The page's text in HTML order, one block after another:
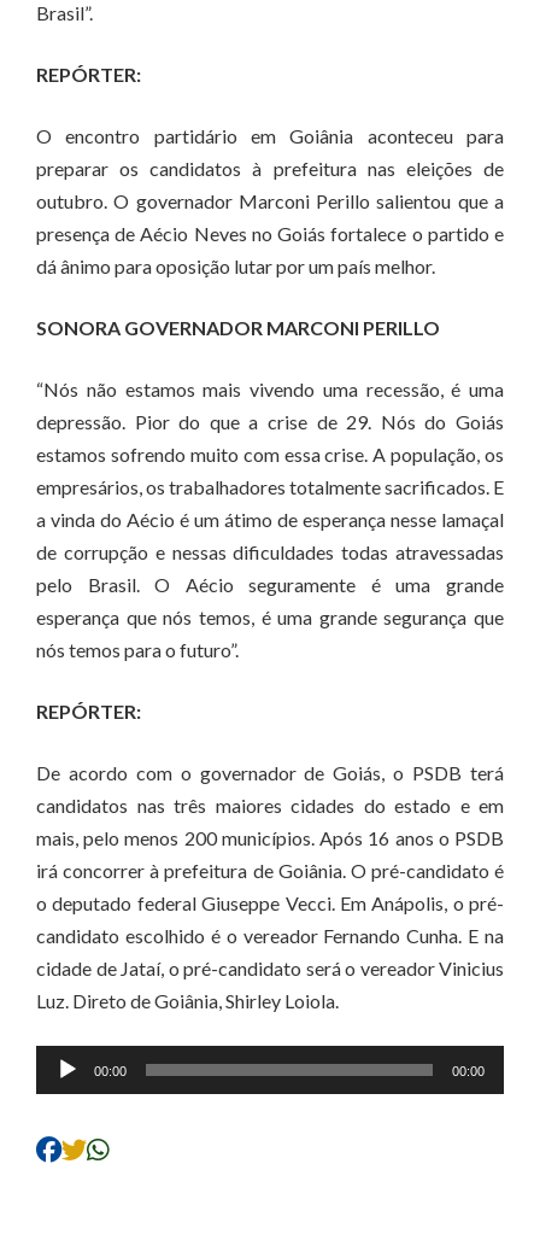
Brasil”.
REPÓRTER:
O encontro partidário em Goiânia aconteceu para
preparar os candidatos à prefeitura nas eleições de
outubro. O governador Marconi Perillo salientou que a
presença de Aécio Neves no Goiás fortalece o partido e
dá ânimo para oposição lutar por um país melhor.
SONORA GOVERNADOR MARCONI PERILLO
“Nós não estamos mais vivendo uma recessão, é uma
depressão. Pior do que a crise de 29. Nós do Goiás
estamos sofrendo muito com essa crise. A população, os
empresários, os trabalhadores totalmente sacrificados. E
a vinda do Aécio é um átimo de esperança nesse lamaçal
de corrupção e nessas dificuldades todas atravessadas
pelo Brasil. O Aécio seguramente é uma grande
esperança que nós temos, é uma grande segurança que
nós temos para o futuro”.
REPÓRTER:
De acordo com o governador de Goiás, o PSDB terá
candidatos nas três maiores cidades do estado e em
mais, pelo menos 200 municípios. Após 16 anos o PSDB
irá concorrer à prefeitura de Goiânia. O pré-candidato é
o deputado federal Giuseppe Vecci. Em Anápolis, o pré-
candidato escolhido é o vereador Fernando Cunha. E na
cidade de Jataí, o pré-candidato será o vereador Vinicius
Luz. Direto de Goiânia, Shirley Loiola.
Tocador
de
00:00 00:00